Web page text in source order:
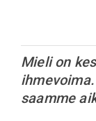
Mieli on
saamme